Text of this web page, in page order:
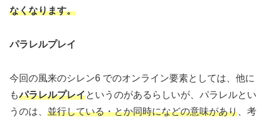
なくなります。
パラレルプレイ
今回の風来のシレン6 でのオンライン要素としては、他に
もパラレルプレイというのがあるらしいが、パラレルとい
うのは、 並行している・とか同時になどの意味があり 、考